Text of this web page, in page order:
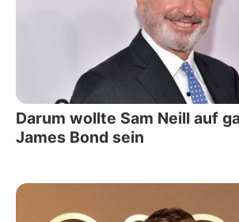
Darum wollte Sam Neill auf
James Bond sein